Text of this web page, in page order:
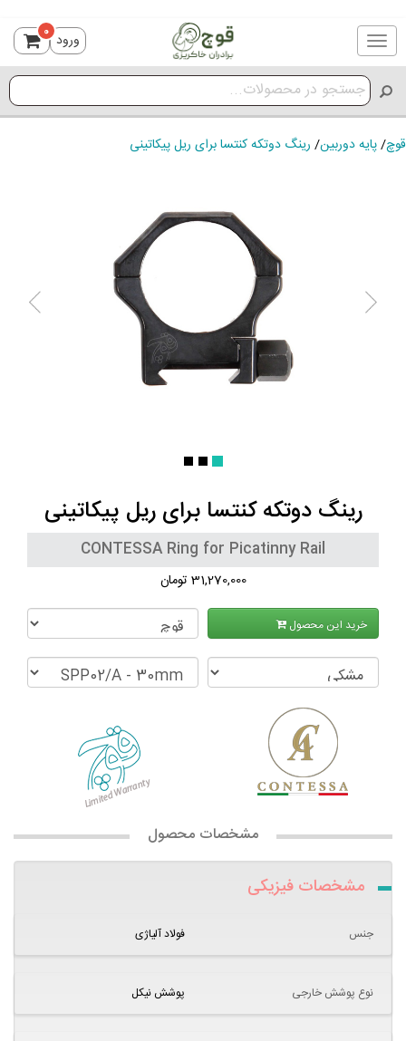
Toggle
navigation
ورود 0
قوچ/پایه دوربین/ رینگ دوتکه کنتسا برای ریل پیکاتینی
رینگ دوتکه کنتسا برای ریل پیکاتینی
CONTESSA Ring for Picatinny Rail
31,270,000 تومان
خرید این محصول
مشخصات محصول
مشخصات فیزیکی
جنس فولاد آلیاژی
نوع پوشش خارجی پوشش نیکل